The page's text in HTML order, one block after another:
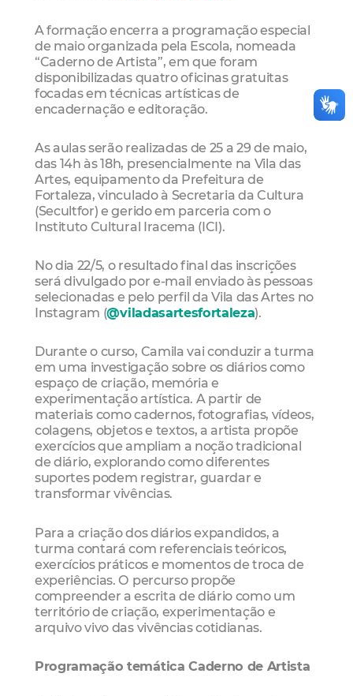
A formação encerra a programação especial
de maio organizada pela Escola, nomeada
“Caderno de Artista”, em que foram
disponibilizadas quatro oficinas gratuitas
focadas em técnicas artísticas de
encadernação e editoração.
As aulas serão realizadas de 25 a 29 de maio,
das 14h às 18h, presencialmente na Vila das
Artes, equipamento da Prefeitura de
Fortaleza, vinculado à Secretaria da Cultura
(Secultfor) e gerido em parceria com o
Instituto Cultural Iracema (ICI).
No dia 22/5, o resultado final das inscrições
será divulgado por e-mail enviado às pessoas
selecionadas e pelo perfil da Vila das Artes no
Instagram (@viladasartesfortaleza).
Durante o curso, Camila vai conduzir a turma
em uma investigação sobre os diários como
espaço de criação, memória e
experimentação artística. A partir de
materiais como cadernos, fotografias, vídeos,
colagens, objetos e textos, a artista propõe
exercícios que ampliam a noção tradicional
de diário, explorando como diferentes
suportes podem registrar, guardar e
transformar vivências.
Para a criação dos diários expandidos, a
turma contará com referenciais teóricos,
exercícios práticos e momentos de troca de
experiências. O percurso propõe
compreender a escrita de diário como um
território de criação, experimentação e
arquivo vivo das vivências cotidianas.
Programação temática Caderno de Artista